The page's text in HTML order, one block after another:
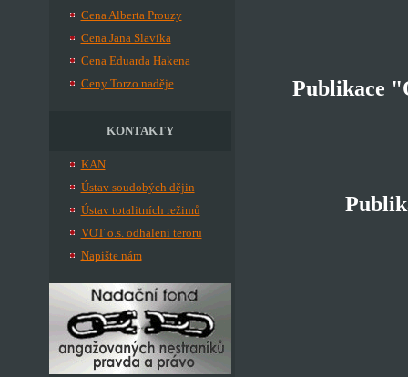
Cena Alberta Prouzy
Cena Jana Slavíka
Cena Eduarda Hakena
Ceny Torzo naděje
KONTAKTY
KAN
Ústav soudobých dějin
Ústav totalitních režimů
VOT o.s. odhalení teroru
Napište nám
Publikace